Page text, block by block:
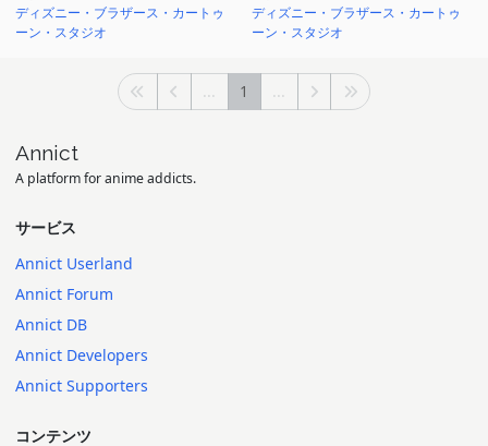
ディズニー・ブラザース・カートゥ
ーン・スタジオ
ディズニー・ブラザース・カートゥ
ーン・スタジオ
... 1 ...
Annict
A platform for anime addicts.
サービス
Annict Userland
Annict Forum
Annict DB
Annict Developers
Annict Supporters
コンテンツ